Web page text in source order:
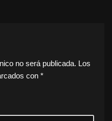
no será publicada. Los
con *